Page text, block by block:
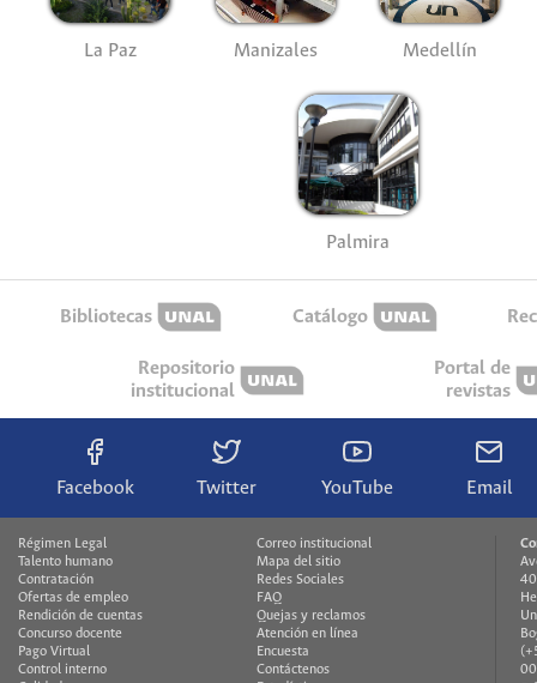
La Paz Manizales Medellín
Palmira
Bibliotecas Catálogo
Repositorio
institucional
Portal de
revistas
Facebook Twitter YouTube Email
Régimen Legal
Talento humano
Contratación
Ofertas de empleo
Rendición de cuentas
Concurso docente
Pago Virtual
Control interno
Correo institucional
Mapa del sitio
Redes Sociales
FAQ
Quejas y reclamos
Atención en línea
Encuesta
Contáctenos